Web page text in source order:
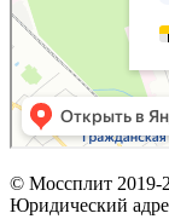
© Моссплит 2019-
Юридический